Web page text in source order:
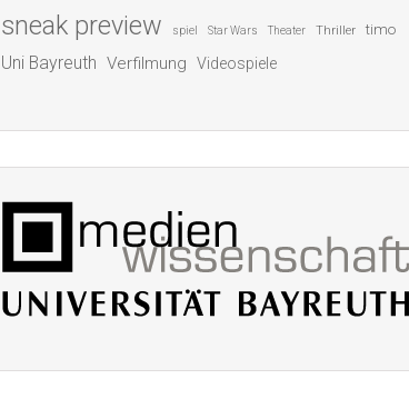
sneak preview spiel Star Wars Theater Thriller timo
Uni Bayreuth Verfilmung Videospiele